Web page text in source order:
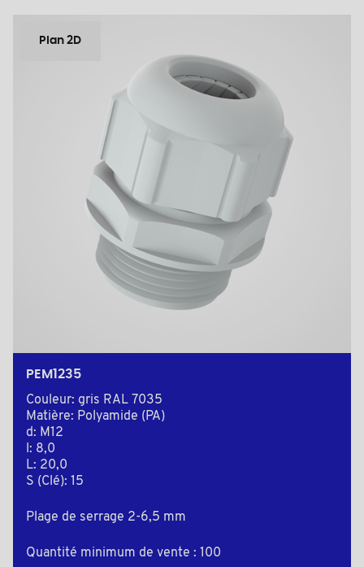
Plan 2D
PEM1235
Couleur: gris RAL 7035
Matière: Polyamide (PA)
d: M12
l: 8,0
L: 20,0
S (Clé): 15
Plage de serrage 2-6,5 mm
Quantité minimum de vente : 100